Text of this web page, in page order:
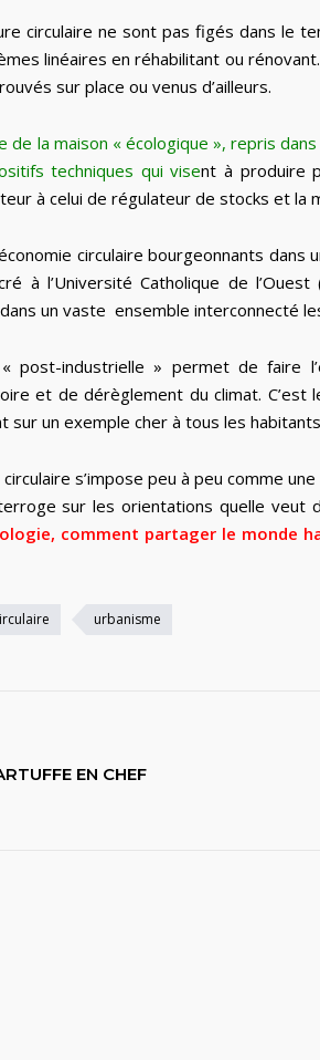
circulaire ne sont pas figés dans le
linéaires en réhabilitant ou
sur place ou venus d’ailleurs.
de la maison « écologique », repris
techniques qui visent à produire
à celui de régulateur de stocks et la
circulaire bourgeonnants dans
à l’Université Catholique de
un vaste ensemble interconnecté
industrielle » permet de faire
et de dérèglement du climat. C’est
sur un exemple cher à tous les
s’impose peu à peu comme
sur les orientations quelle
comment partager le monde
urbanisme
EN CHEF